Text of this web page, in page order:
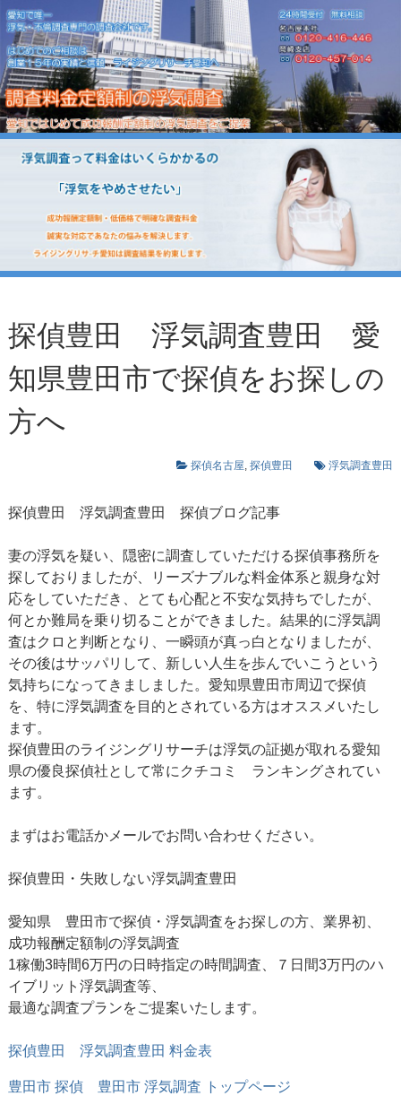
探偵豊田 浮気調査豊田 愛
知県豊田市で探偵をお探しの
方へ
探偵名古屋,探偵豊田 浮気調査豊田
探偵豊田 浮気調査豊田 探偵ブログ記事
妻の浮気を疑い、隠密に調査していただける探偵事務所を
探しておりましたが、リーズナブルな料金体系と親身な対
応をしていただき、とても心配と不安な気持ちでしたが、
何とか難局を乗り切ることができました。結果的に浮気調
査はクロと判断となり、一瞬頭が真っ白となりましたが、
その後はサッパリして、新しい人生を歩んでいこうという
気持ちになってきましました。愛知県豊田市周辺で探偵
を、特に浮気調査を目的とされている方はオススメいたし
ます。
探偵豊田のライジングリサーチは浮気の証拠が取れる愛知
県の優良探偵社として常にクチコミ ランキングされてい
ます。
まずはお電話かメールでお問い合わせください。
探偵豊田・失敗しない浮気調査豊田
愛知県 豊田市で探偵・浮気調査をお探しの方、業界初、
成功報酬定額制の浮気調査
1稼働3時間6万円の日時指定の時間調査、７日間3万円のハ
イブリット浮気調査等、
最適な調査プランをご提案いたします。
探偵豊田 浮気調査豊田 料金表
豊田市 探偵 豊田市 浮気調査 トップページ